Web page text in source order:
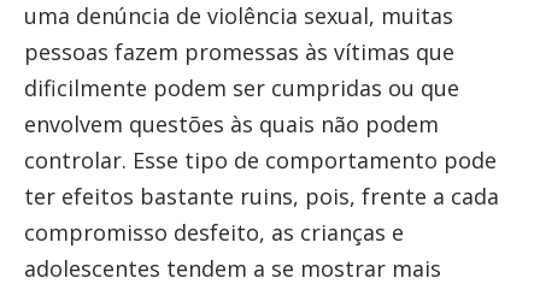
uma denúncia de violência sexual, muitas
pessoas fazem promessas às vítimas que
dificilmente podem ser cumpridas ou que
envolvem questões às quais não podem
controlar. Esse tipo de comportamento pode
ter efeitos bastante ruins, pois, frente a cada
compromisso desfeito, as crianças e
adolescentes tendem a se mostrar mais